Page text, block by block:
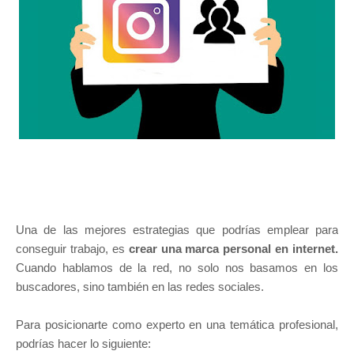
Una de las mejores estrategias que podrías emplear para
conseguir trabajo, es crear una marca personal en internet.
Cuando hablamos de la red, no solo nos basamos en los
buscadores, sino también en las redes sociales.
Para posicionarte como experto en una temática profesional,
podrías hacer lo siguiente: